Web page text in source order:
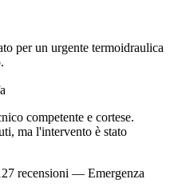
per un urgente termoidraulica
competente e cortese.
ma l'intervento è stato
recensioni — Emergenza